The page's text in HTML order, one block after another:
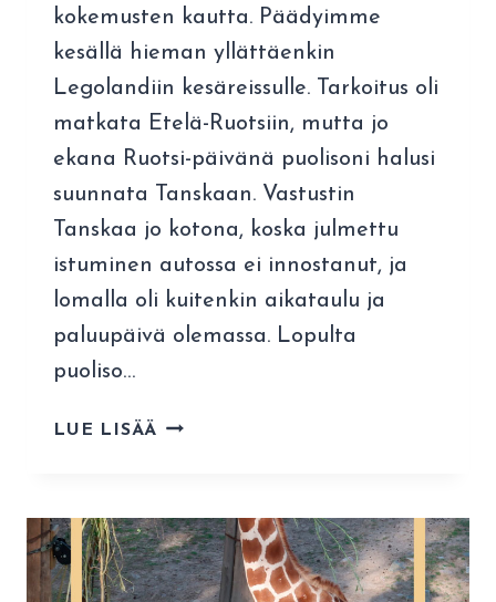
kokemusten kautta. Päädyimme
kesällä hieman yllättäenkin
Legolandiin kesäreissulle. Tarkoitus oli
matkata Etelä-Ruotsiin, mutta jo
ekana Ruotsi-päivänä puolisoni halusi
suunnata Tanskaan. Vastustin
Tanskaa jo kotona, koska julmettu
istuminen autossa ei innostanut, ja
lomalla oli kuitenkin aikataulu ja
paluupäivä olemassa. Lopulta
puoliso…
LUE LISÄÄ AUTOLLA
–
KAKSI
REITTIÄ